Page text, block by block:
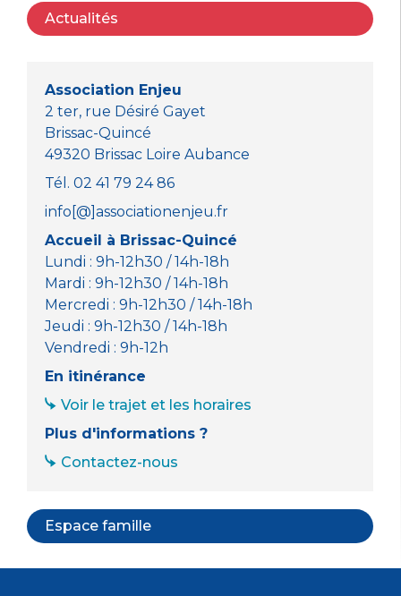
Actualités
Association Enjeu
2 ter, rue Désiré Gayet
Brissac-Quincé
49320 Brissac Loire Aubance
Tél. 02 41 79 24 86
info[@]associationenjeu.fr
Accueil à Brissac-Quincé
Lundi : 9h-12h30 / 14h-18h
Mardi : 9h-12h30 / 14h-18h
Mercredi : 9h-12h30 / 14h-18h
Jeudi : 9h-12h30 / 14h-18h
Vendredi : 9h-12h
En itinérance
Voir le trajet et les horaires
Plus d'informations ?
Contactez-nous
Espace famille